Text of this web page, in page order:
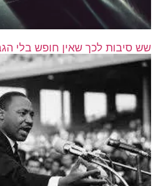
שש סיבות לכך שאין חופש בלי